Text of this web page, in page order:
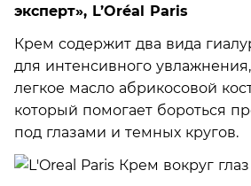
эксперт», L’Oréal Paris
Крем содержит два вида
для интенсивного
легкое масло абрикосовой
который помогает бороться
под глазами и темных кругов.